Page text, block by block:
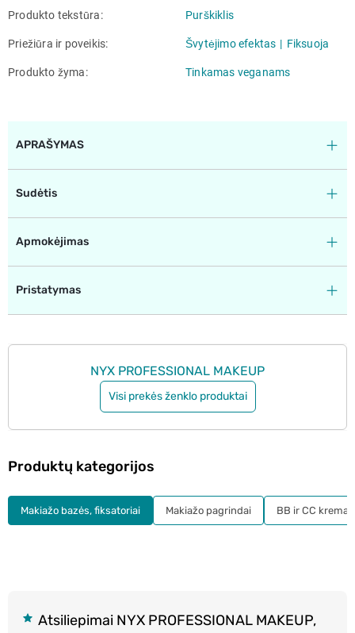
Produkto tekstūra Purškiklis
Priežiūra ir poveikis Švytėjimo efektas Fiksuoja
Produkto žyma Tinkamas veganams
APRAŠYMAS
Sudėtis
Apmokėjimas
Pristatymas
NYX PROFESSIONAL MAKEUP
Visi prekės ženklo produktai
Atsiliepimai NYX PROFESSIONAL MAKEUP,
Produktų kategorijos
Makiažo bazės, fiksatoriai Makiažo pagrindai BB ir CC kremai